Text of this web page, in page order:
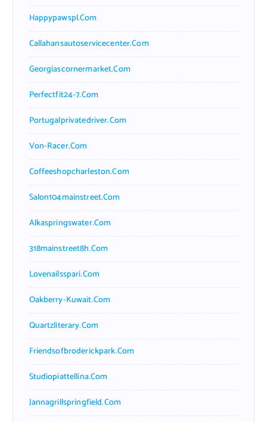
Happypawspl.com
Callahansautoservicecenter.com
Georgiascornermarket.com
Perfectfit24-7.com
Portugalprivatedriver.com
Von-Racer.com
Coffeeshopcharleston.com
Salon104mainstreet.com
Alkaspringswater.com
318mainstreet8h.com
Lovenailsspari.com
Oakberry-Kuwait.com
Quartzliterary.com
Friendsofbroderickpark.com
Studiopiattellina.com
Jannagrillspringfield.com